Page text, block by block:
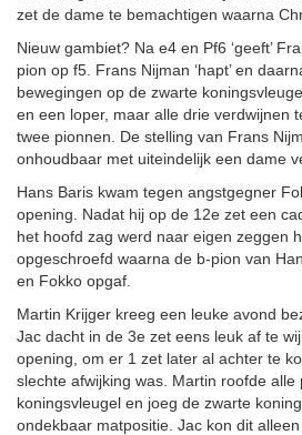
zet de dame te bemachtigen waarna
Nieuw gambiet? Na e4 en Pf6 ‘geeft’
pion op f5. Frans Nijman ‘hapt’ en
bewegingen op de zwarte
en een loper, maar alle drie verdwijnen
twee pionnen. De stelling van Frans
onhoudbaar met uiteindelijk een dame
Hans Baris kwam tegen angstgegner
opening. Nadat hij op de 12e zet een
het hoofd zag werd naar eigen zeggen
opgeschroefd waarna de b-pion van
en Fokko opgaf.
Martin Krijger kreeg een leuke avond
Jac dacht in de 3e zet eens leuk af te
opening, om er 1 zet later al achter te
slechte afwijking was. Martin roofde alle
koningsvleugel en joeg de zwarte
ondekbaar matpositie. Jac kon dit